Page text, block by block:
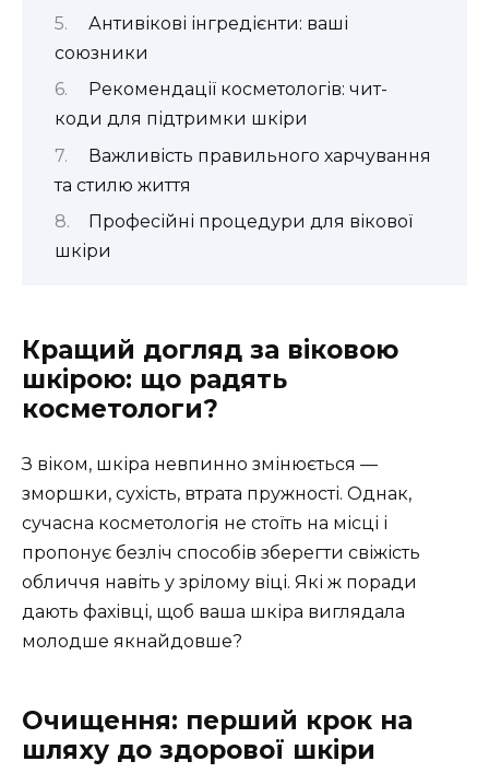
Антивікові інгредієнти: ваші
союзники
Рекомендації косметологів: чит-
коди для підтримки шкіри
Важливість правильного харчування
та стилю життя
Професійні процедури для вікової
шкіри
Кращий догляд за віковою
шкірою: що радять
косметологи?
З віком, шкіра невпинно змінюється —
зморшки, сухість, втрата пружності. Однак,
сучасна косметологія не стоїть на місці і
пропонує безліч способів зберегти свіжість
обличчя навіть у зрілому віці. Які ж поради
дають фахівці, щоб ваша шкіра виглядала
молодше якнайдовше?
Очищення: перший крок на
шляху до здорової шкіри